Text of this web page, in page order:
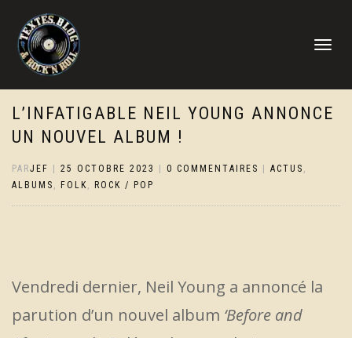
DÉPLIER
L’INFATIGABLE NEIL YOUNG ANNONCE
UN NOUVEL ALBUM !
PARJEF 25 OCTOBRE 2023 0 COMMENTAIRES ACTUS ,
ALBUMS , FOLK, ROCK / POP
Vendredi dernier, Neil Young a annoncé la
parution d’un nouvel album ‘Before and